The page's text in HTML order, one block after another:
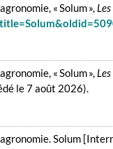
« Solum »,
« Solum »,
le 7 août 2026).
Solum